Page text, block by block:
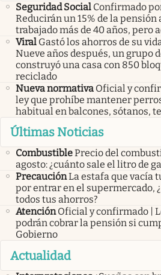
Seguridad Social Confirmado
Reducirán un 15% de la pensión
trabajado más de 40 años, pero
Viral Gastó los ahorros de su
Nueve años después, un grupo
construyó una casa con 850
reciclado
Nueva normativa Oficial y
ley que prohíbe mantener
habitual en balcones, sótanos,
Últimas Noticias
CombustiblePrecio del
agosto: ¿cuánto sale el litro de
PrecauciónLa estafa que vacía
por entrar en el supermercado,
todos tus ahorros?
Atención Oficial y confirmado |
podrán cobrar la pensión si
Gobierno
Actualidad